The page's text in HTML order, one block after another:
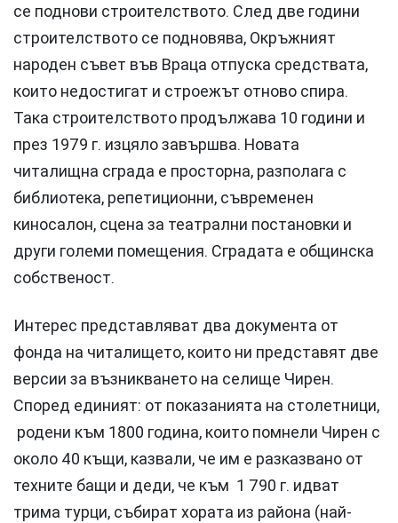
се поднови строителството. След две години
строителството се подновява, Окръжният
народен съвет във Враца отпуска средствата,
които недостигат и строежът отново спира.
Така строителството продължава 10 години и
през 1979 г. изцяло завършва. Новата
читалищна сграда е просторна, разполага с
библиотека, репетиционни, съвременен
киносалон, сцена за театрални постановки и
други големи помещения. Сградата е общинска
собственост.
Интерес представляват два документа от
фонда на читалището, които ни представят две
версии за възникването на селище Чирен.
Според единият: от показанията на столетници,
родени към 1800 година, които помнели Чирен с
около 40 къщи, казвали, че им е разказвано от
техните бащи и деди, че към 1 790 г. идват
трима турци, събират хората из района (най-